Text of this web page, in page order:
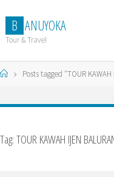
content
B ANUYOKA
Tour & Travel
HomePosts tagged "TOUR KAWAH
Tag: TOUR KAWAH IJEN